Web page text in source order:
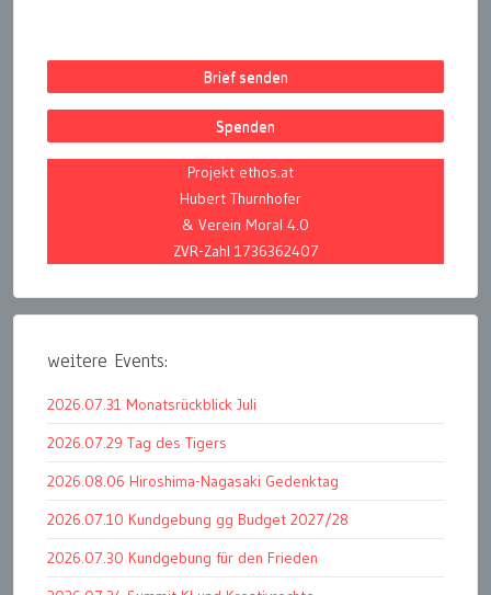
Brief senden
Spenden
Projekt ethos.at
Hubert Thurnhofer
& Verein Moral 4.0
ZVR-Zahl 1736362407
weitere Events:
2026.07.31 Monatsrückblick Juli
2026.07.29 Tag des Tigers
2026.08.06 Hiroshima-Nagasaki Gedenktag
2026.07.10 Kundgebung gg Budget 2027/28
2026.07.30 Kundgebung für den Frieden